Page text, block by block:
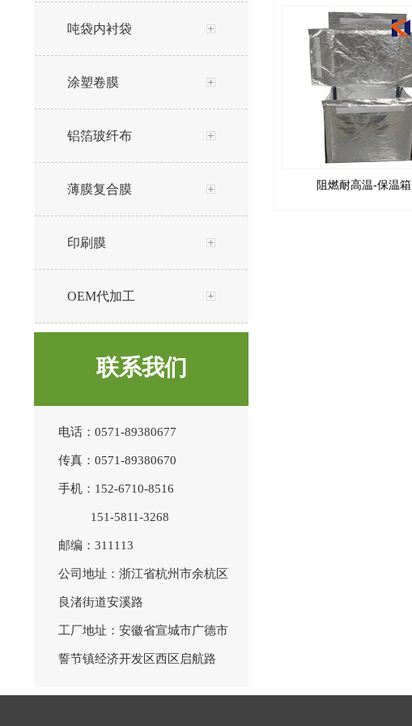
吨袋内衬袋
涂塑卷膜
铝箔玻纤布
薄膜复合膜
印刷膜
OEM代加工
联系我们
电话：0571-89380677
传真：0571-89380670
手机：152-6710-8516
151-5811-3268
邮编：311113
公司地址：浙江省杭州市余杭区
良渚街道安溪路
工厂地址：安徽省宣城市广德市
誓节镇经济开发区西区启航路
阻燃耐高温-保温箱